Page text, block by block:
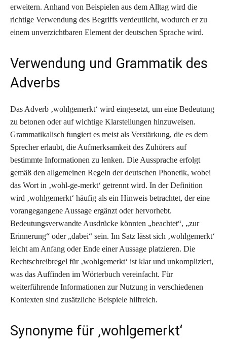
erweitern. Anhand von Beispielen aus dem Alltag wird die
richtige Verwendung des Begriffs verdeutlicht, wodurch er zu
einem unverzichtbaren Element der deutschen Sprache wird.
Verwendung und Grammatik des
Adverbs
Das Adverb ‚wohlgemerkt‘ wird eingesetzt, um eine Bedeutung
zu betonen oder auf wichtige Klarstellungen hinzuweisen.
Grammatikalisch fungiert es meist als Verstärkung, die es dem
Sprecher erlaubt, die Aufmerksamkeit des Zuhörers auf
bestimmte Informationen zu lenken. Die Aussprache erfolgt
gemäß den allgemeinen Regeln der deutschen Phonetik, wobei
das Wort in ‚wohl-ge-merkt‘ getrennt wird. In der Definition
wird ‚wohlgemerkt‘ häufig als ein Hinweis betrachtet, der eine
vorangegangene Aussage ergänzt oder hervorhebt.
Bedeutungsverwandte Ausdrücke könnten „beachtet“, „zur
Erinnerung“ oder „dabei“ sein. Im Satz lässt sich ‚wohlgemerkt‘
leicht am Anfang oder Ende einer Aussage platzieren. Die
Rechtschreibregel für ‚wohlgemerkt‘ ist klar und unkompliziert,
was das Auffinden im Wörterbuch vereinfacht. Für
weiterführende Informationen zur Nutzung in verschiedenen
Kontexten sind zusätzliche Beispiele hilfreich.
Synonyme für ‚wohlgemerkt‘